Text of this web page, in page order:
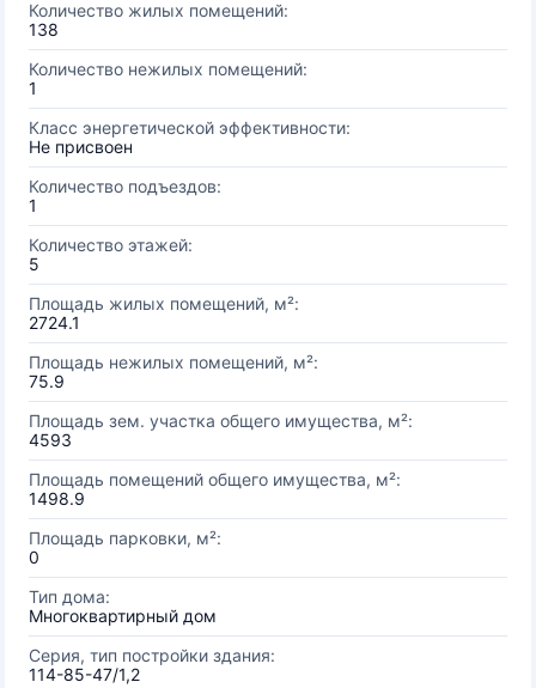
Количество жилых помещений:
138
Количество нежилых помещений:
1
Класс энергетической эффективности:
Не присвоен
Количество подъездов:
1
Количество этажей:
5
Площадь жилых помещений, м²:
2724.1
Площадь нежилых помещений, м²:
75.9
Площадь зем. участка общего имущества, м²:
4593
Площадь помещений общего имущества, м²:
1498.9
Площадь парковки, м²:
0
Тип дома:
Многоквартирный дом
Серия, тип постройки здания:
114-85-47/1,2